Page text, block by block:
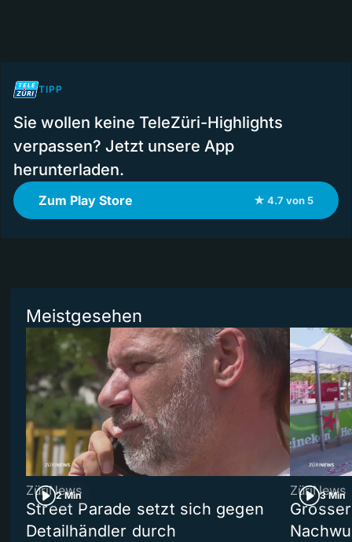
TIPP
Sie wollen keine TeleZüri-Highlights
verpassen? Jetzt unsere App
herunterladen.
Zum Play Store ★ 4.7 von 5
Meistgesehen
2 Min
ZüriNews
Street Parade setzt sich gegen
Detailhändler durch
3 Min
ZüriNews